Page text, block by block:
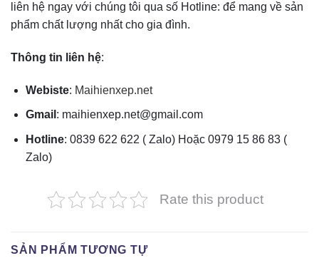
liên hệ ngay với chúng tôi qua số Hotline: để mang về sản
phẩm chất lượng nhất cho gia đình.
Thông tin liên hệ:
Webiste: Maihienxep.net
Gmail : maihienxep.net@gmail.com
Hotline: 0839 622 622 ( Zalo) Hoặc 0979 15 86 83 (
Zalo)
Rate this product
SẢN PHẨM TƯƠNG TỰ